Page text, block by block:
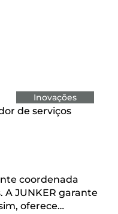
Inovações
de serviços
coordenada
JUNKER garante
oferece…